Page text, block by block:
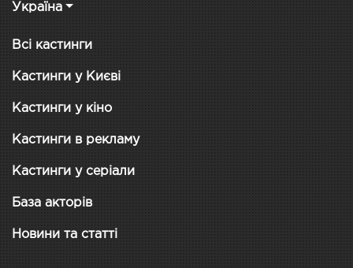
Україна
Всі кастинги
Кастинги у Києві
Кастинги у кіно
Кастинги в рекламу
Кастинги у серіали
База акторів
Новини та статті